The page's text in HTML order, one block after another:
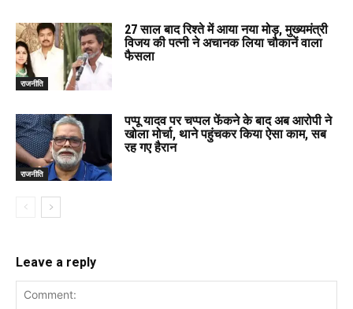
राजनीति
27 साल बाद रिश्ते में आया नया मोड़, मुख्यमंत्री
विजय की पत्नी ने अचानक लिया चौकानें वाला
फैसला
राजनीति
पप्पू यादव पर चप्पल फेंकने के बाद अब आरोपी ने
खोला मोर्चा, थाने पहुंचकर किया ऐसा काम, सब
रह गए हैरान
Leave a reply